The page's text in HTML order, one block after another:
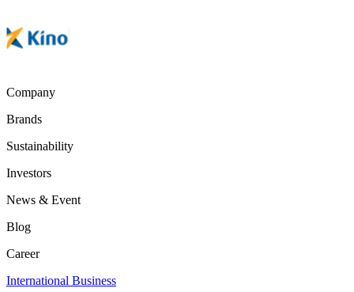
Company
Brands
Sustainability
Investors
News & Event
Blog
Career
International Business